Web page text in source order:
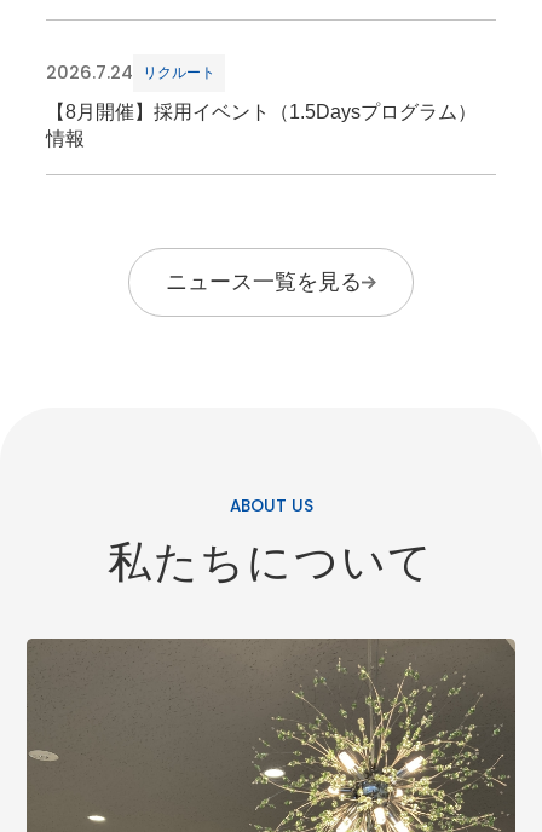
2026.7.24 リクルート
【8月開催】採用イベント（1.5Daysプログラム）
情報
ニュース一覧を見る
ABOUT US
私たちについて